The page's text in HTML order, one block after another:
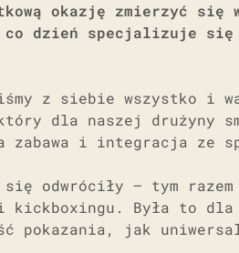
okazję zmierzyć się
co dzień specjalizuje się
z siebie wszystko i
dla naszej drużyny
zabawa i integracja ze
odwróciły – tym razem
kickboxingu. Była to
pokazania, jak